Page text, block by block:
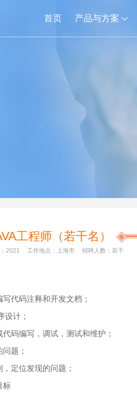
首页 产品与方案
工程师 （若干名）
2021 工作地点：上海市 招聘人数：若干
代码注释和开发文档；
设计；
码编写，调试，测试和维护；
题；
定位发现的问题；
标